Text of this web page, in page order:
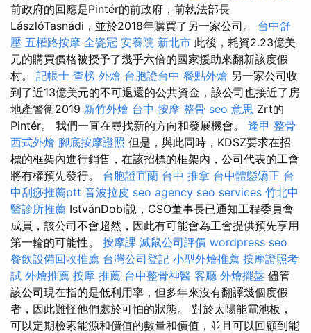
前政府的回應是Pintér的前政府，前執法部長
LászlóTasnádi，並於2018年購買了另一家公司。 台中舒
壓 五權路按摩 全瓷冠 安養院 新北市 此後，耗資2.23億美
元的購買價格被授予了幾乎六倍的國家援助來翻新該度假
村。 記帳士 查榜 外燴 台胞證台中 餐點外燴 另一家公司收
到了近13億美元的不可退還的公共資金，該公司也接近了房
地產警衛2019 新竹外燴 台中 按摩 整骨 seo 意思 Zrt的
Pintér。 我們一直在尋找新的方向和發展機會。 逢甲 整骨
西式外燴 腳底按摩證照 但是，與此同時，KDSZ要求在招
標的框架內進行銷售，在該招標的框架內，公司代表的工會
將有權預先發行。 台胞證宜蘭 台中 推拿 台中體態矯正 台
中刮痧推薦ptt 音波拉皮 seo agency seo services 竹北中
醫診所推薦 IstvánDobi說，CSO董事長已通知工程委員會
成員，該公司不會超然，因此有可能會為工會提供預先享用
第一輪的可能性。 按摩課 滅鼠公司評價 wordpress seo
餐飲設備回收推薦 台灣公司登記 小型外燴推薦 按摩證照考
試 外燴推薦 按摩 推薦 台中整骨神醫 客廳 外燴擺盤 儘管
該公司現在指的是低利用率，但多年來沒有翻譯幾個度假
者，因此難怪他們處於可怕的狀態。 對於太陽能電池板，
可以定期檢索能源和價值的數量和價值，並且可以回顧到能